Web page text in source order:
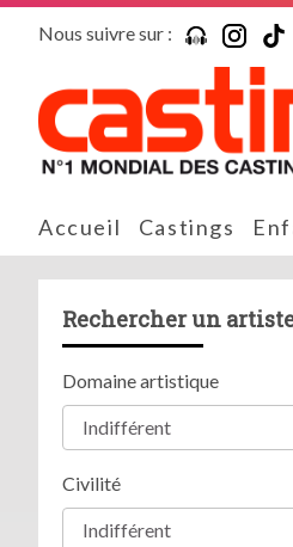
Nous suivre sur :
Accueil Castings
Rechercher un
Domaine artistique
Civilité